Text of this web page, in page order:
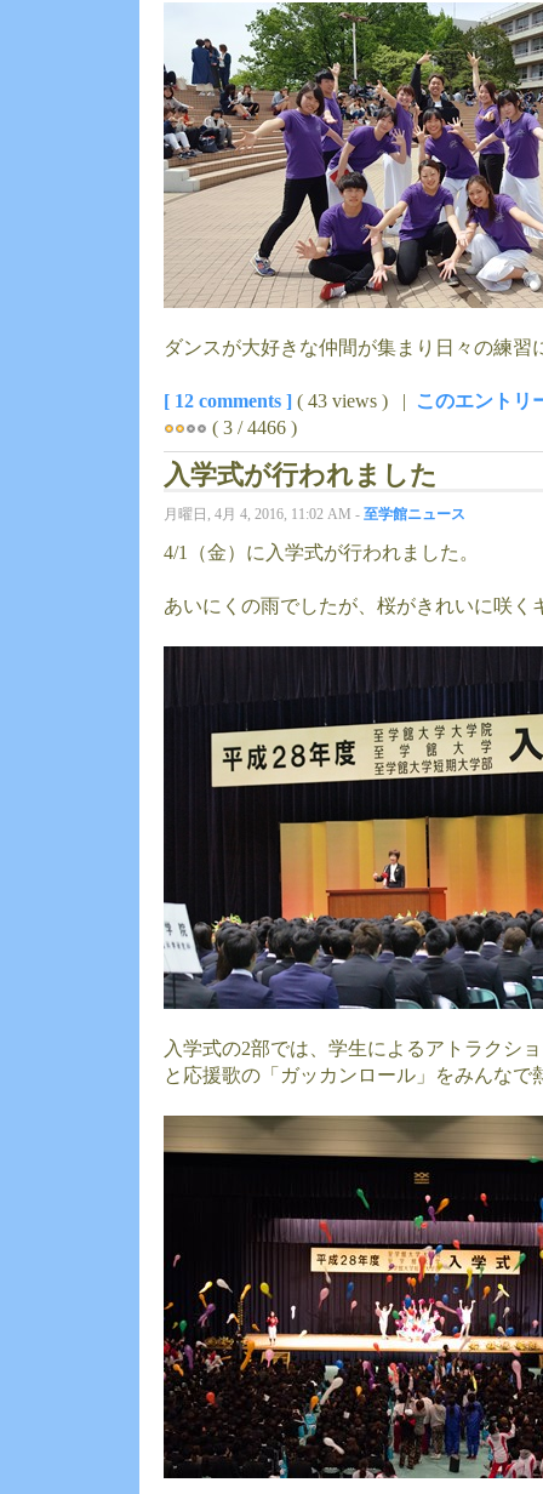
ダンスが大好きな仲間が集まり日々の練習
[ 12 comments ] ( 43 views ) | このエントリ
( 3 / 4466 )
入学式が行われました
月曜日, 4月 4, 2016, 11:02 AM - 至学館ニュース
4/1（金）に入学式が行われました。
あいにくの雨でしたが、桜がきれいに咲く
入学式の2部では、学生によるアトラクシ
と応援歌の「ガッカンロール」をみんなで